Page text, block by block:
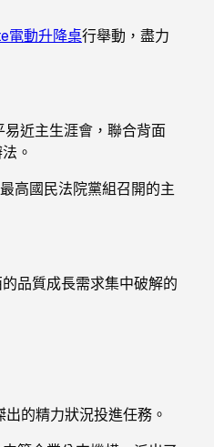
電動升降桌行舉動，盡力
近主生涯會，聯合背面
。
高國民法院黨組召開的主
品質成長需求集中破解的
的精力狀況投進任務。